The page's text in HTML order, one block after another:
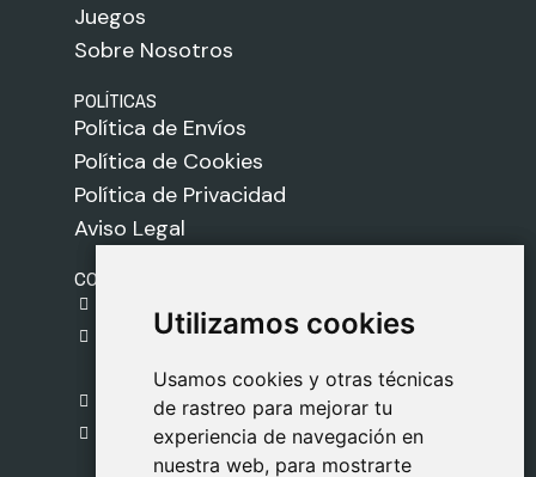
Utilizamos cookies
Usamos cookies y otras técnicas
de rastreo para mejorar tu
experiencia de navegación en
nuestra web, para mostrarte
Utilizamos cookies
Usamos cookies y otras técnicas
de rastreo para mejorar tu
experiencia de navegación en
nuestra web, para mostrarte
Juegos
Sobre Nosotros
POLÍTICAS
Política de Envíos
Política de Cookies
Política de Privacidad
Aviso Legal
CONTACTO
C. del Pradillo, 6, 28770 Colmenar Viejo,
Madrid
918 459 877
Lunes a Viernes
09:00 - 13:00